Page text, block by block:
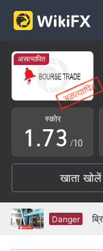
असत्यापित
स्कोर
0
1
2
3
4
.
3
4
5
6
7
8
9
0
1
2
3
4
5
6
/10
खाता खोलें
Danger